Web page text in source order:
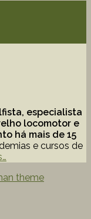
especialista
locomotor e
há mais de 15
e cursos de
theme